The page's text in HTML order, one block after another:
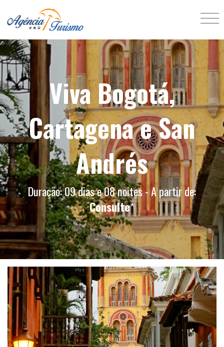
Viva Bogotá,
Cartagena e San
Andrés
Duração: 09 dias e 08 noites - A partir de:
Consulte*